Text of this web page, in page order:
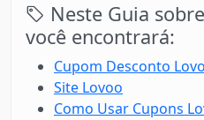
Neste Guia
você encontrará:
Cupom Desconto
Site Lovoo
Como Usar Cupons